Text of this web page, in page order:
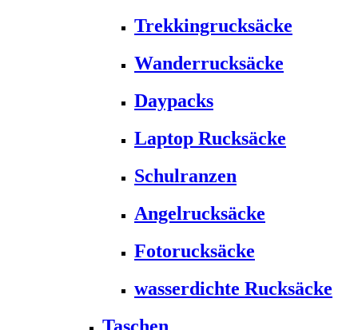
Trekkingrucksäcke
Wanderrucksäcke
Daypacks
Laptop Rucksäcke
Schulranzen
Angelrucksäcke
Fotorucksäcke
wasserdichte Rucksäcke
Taschen